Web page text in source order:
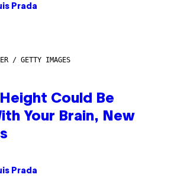
Prada
/ GETTY IMAGES
Could Be
Your Brain, New
Prada